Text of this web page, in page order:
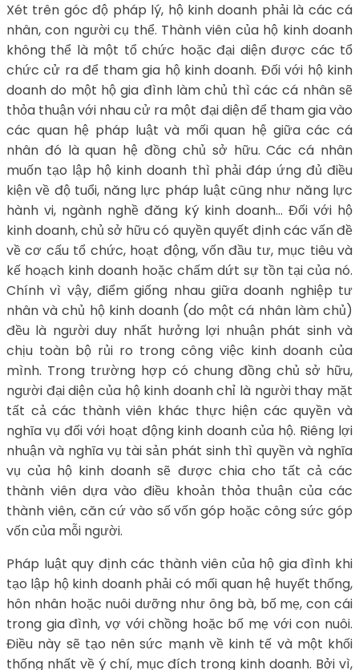
Xét trên góc độ pháp lý, hộ kinh doanh phải là các cá
nhân, con người cụ thể. Thành viên của hộ kinh doanh
không thể là một tổ chức hoặc đại diện được các tổ
chức cử ra để tham gia hộ kinh doanh. Đối với hộ kinh
doanh do một hộ gia đình làm chủ thì các cá nhân sẽ
thỏa thuận với nhau cử ra một đại diện để tham gia vào
các quan hệ pháp luật và mối quan hệ giữa các cá
nhân đó là quan hệ đồng chủ sở hữu. Các cá nhân
muốn tạo lập hộ kinh doanh thì phải đáp ứng đủ điều
kiện về độ tuổi, năng lực pháp luật cũng như năng lực
hành vi, ngành nghề đăng ký kinh doanh… Đối với hộ
kinh doanh, chủ sở hữu có quyền quyết định các vấn đề
về cơ cấu tổ chức, hoạt động, vốn đầu tư, mục tiêu và
kế hoạch kinh doanh hoặc chấm dứt sự tồn tại của nó.
Chính vì vậy, điểm giống nhau giữa doanh nghiệp tư
nhân và chủ hộ kinh doanh (do một cá nhân làm chủ)
đều là người duy nhất hưởng lợi nhuận phát sinh và
chịu toàn bộ rủi ro trong công việc kinh doanh của
mình. Trong trường hợp có chung đồng chủ sở hữu,
người đại diện của hộ kinh doanh chỉ là người thay mặt
tất cả các thành viên khác thực hiện các quyền và
nghĩa vụ đối với hoạt động kinh doanh của hộ. Riêng lợi
nhuận và nghĩa vụ tài sản phát sinh thì quyền và nghĩa
vụ của hộ kinh doanh sẽ được chia cho tất cả các
thành viên dựa vào điều khoản thỏa thuận của các
thành viên, căn cứ vào số vốn góp hoặc công sức góp
vốn của mỗi người.
Pháp luật quy định các thành viên của hộ gia đình khi
tạo lập hộ kinh doanh phải có mối quan hệ huyết thống,
hôn nhân hoặc nuôi dưỡng như ông bà, bố mẹ, con cái
trong gia đình, vợ với chồng hoặc bố mẹ với con nuôi.
Điều này sẽ tạo nên sức mạnh về kinh tế và một khối
thống nhất về ý chí, mục đích trong kinh doanh. Bởi vì,